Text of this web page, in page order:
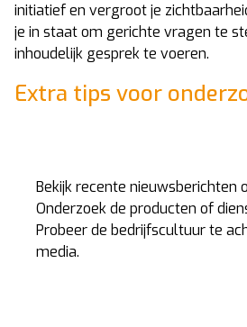
initiatief en vergroot je
je in staat om gerichte vragen te
inhoudelijk gesprek te voeren.
Extra tips voor
Bekijk recente nieuwsberichten
Onderzoek de producten of
Probeer de bedrijfscultuur te
media.